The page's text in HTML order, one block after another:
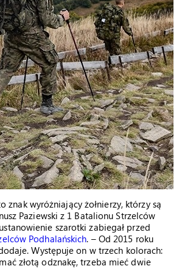
wyróżniający żołnierzy, którzy są
Paziewski z 1 Batalionu Strzelców
szarotki zabiegał przed
Podhalańskich. – Od 2015 roku
Występuje on w trzech kolorach:
złotą odznakę, trzeba mieć dwie